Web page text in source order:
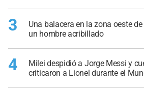
3
Una balacera en la zona oeste
un hombre acribillado
4
Milei despidió a Jorge Messi y
criticaron a Lionel durante el